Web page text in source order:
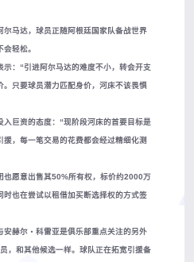
马达，球员正随阿根廷国家队备战世界
轻松。
：“引进阿尔马达的难度不小，转会开支
只要球员潜力匹配身价，河床不该畏惧
巨资的态度：“现阶段河床的首要目标是
，每一笔交易的花费都会经过精细化测
也愿意出售其50%所有权，标价约2000万
也在尝试以租借加买断选择权的方式签
赫尔・科雷亚是俱乐部重点关注的另外
，和其他候选一样。球队正在拓宽引援备